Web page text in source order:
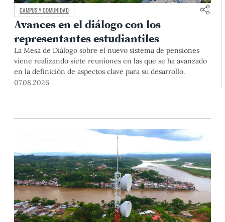
CAMPUS Y COMUNIDAD
Avances en el diálogo con los
representantes estudiantiles
La Mesa de Diálogo sobre el nuevo sistema de pensiones
viene realizando siete reuniones en las que se ha avanzado
en la definición de aspectos clave para su desarrollo.
07.08.2026